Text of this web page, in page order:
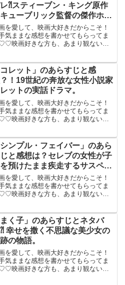
⁈スティーブン・キング原作
キューブリック監督の傑作ホラ
を愛して、映画大好きだからこそ！
気ままな感想を書かせてもらってま
映画好きな方も、あまり観ない方
スリープ」につながるキューブリック
の...
コレット」のあらすじと感
！19世紀の奔放な女性小説家
ットの実話ドラマ。
を愛して、映画大好きだからこそ！
気ままな感想を書かせてもらってま
映画好きな方も、あまり観ない方
日公開（111分）19世紀の奔放な女性
...
シンプル・フェイバー」のあら
と感想は？セレブの女性が子
預けたまま疾走するサスペン
を愛して、映画大好きだからこそ！
気ままな感想を書かせてもらってま
映画好きな方も、あまり観ない方
117分）セレブの女性が子供を預けた
まく子」のあらすじとネタバ
幸せを撒く不思議な美少女の
の物語。
を愛して、映画大好きだからこそ！
気ままな感想を書かせてもらってま
映画好きな方も、あまり観ない方